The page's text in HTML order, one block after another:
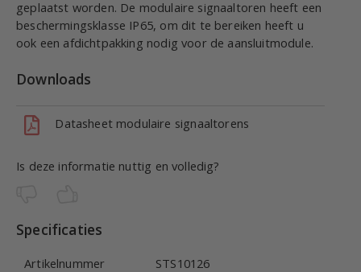
geplaatst worden. De modulaire signaaltoren heeft een
beschermingsklasse IP65, om dit te bereiken heeft u
ook een afdichtpakking nodig voor de aansluitmodule.
Downloads
Datasheet modulaire signaaltorens
Is deze informatie nuttig en volledig?
Specificaties
Artikelnummer
STS10126